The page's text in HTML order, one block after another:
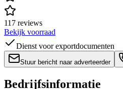
117 reviews
Bekijk voorraad
Dienst voor exportdocumenten
Stuur bericht naar adverteerder
Bedrijfsinformatie